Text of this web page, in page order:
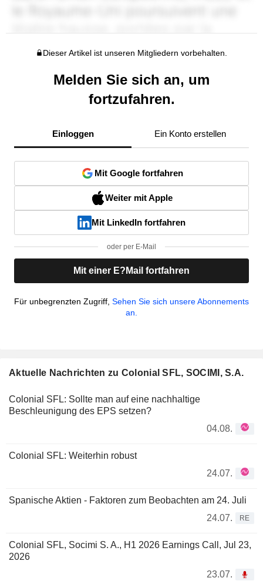
Dieser Artikel ist unseren Mitgliedern vorbehalten.
Melden Sie sich an, um
fortzufahren.
Einloggen Ein Konto erstellen
Mit Google fortfahren
Weiter mit Apple
Mit LinkedIn fortfahren
oder per E-Mail
Mit einer E?Mail fortfahren
Für unbegrenzten Zugriff, Sehen Sie sich unsere Abonnements
an.
Aktuelle Nachrichten zu Colonial SFL, SOCIMI, S.A.
Colonial SFL: Sollte man auf eine nachhaltige
Beschleunigung des EPS setzen?
04.08.
Colonial SFL: Weiterhin robust
24.07.
Spanische Aktien - Faktoren zum Beobachten am 24. Juli
24.07.
RE
Colonial SFL, Socimi S. A., H1 2026 Earnings Call, Jul 23,
2026
23.07.